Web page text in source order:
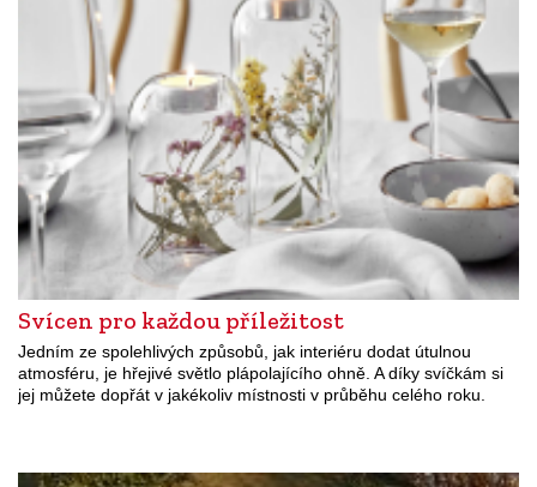
Svícen pro každou příležitost
Jedním ze spolehlivých způsobů, jak interiéru dodat útulnou
atmosféru, je hřejivé světlo plápolajícího ohně. A díky svíčkám si
jej můžete dopřát v jakékoliv místnosti v průběhu celého roku.